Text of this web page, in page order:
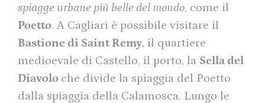
spiagge urbane più belle del mondo, come il
Poetto. A Cagliari è possibile visitare il
Bastione di Saint Remy, il quartiere
medioevale di Castello, il porto, la Sella del
Diavolo che divide la spiaggia del Poetto
dalla spiaggia della Calamosca. Lungo le